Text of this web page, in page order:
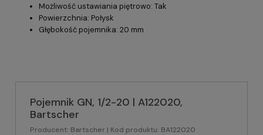
Możliwość ustawiania piętrowo: Tak
Powierzchnia: Połysk
Głębokość pojemnika: 20 mm
Pojemnik GN, 1/2-20 | A122020,
Bartscher
Producent: Bartscher | Kod produktu: BA122020